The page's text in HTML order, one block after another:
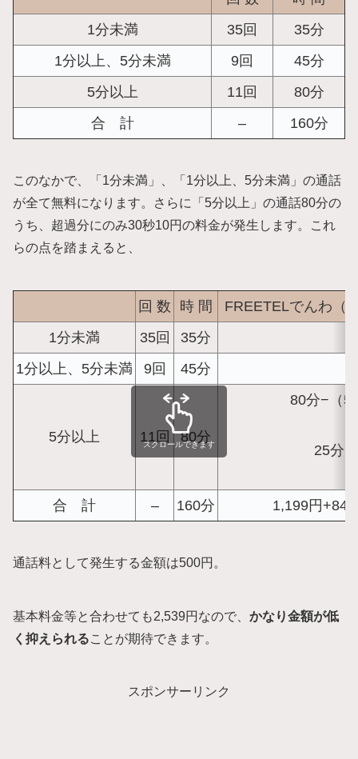
1分未満
35回
35分
1分以上、5分未満
9回
45分
5分以上
11回
80分
合 計
– 160分
このなかで、「1分未満」、「1分以上、5分未満」の通話
が全て無料になります。さらに「5分以上」の通話80分の
うち、超過分にのみ30秒10円の料金が発生します。これ
らの点を踏まえると、
回 数 時 間
FREETELでんわ（
1分未満
35回
35分
1分以上、5分未満
9回 45分
5分以上 11回 80分
80分−（5
25分
合 計 – 160分 1,199円
スクロールできます
通話料として発生する金額は500円。
基本料金等と合わせても2,539円なので、 かなり金額が低
く抑えられることが期待できます。
スポンサーリンク